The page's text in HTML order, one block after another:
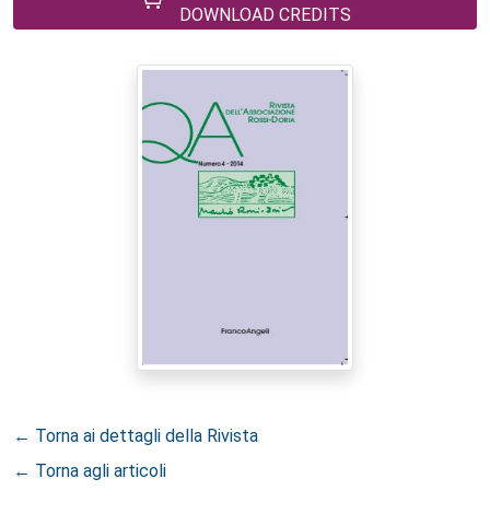
DOWNLOAD CREDITS
← Torna ai dettagli della Rivista
← Torna agli articoli